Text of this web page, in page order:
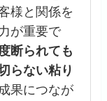
様と関係を
が重要で
断られても
らない粘り
果につなが